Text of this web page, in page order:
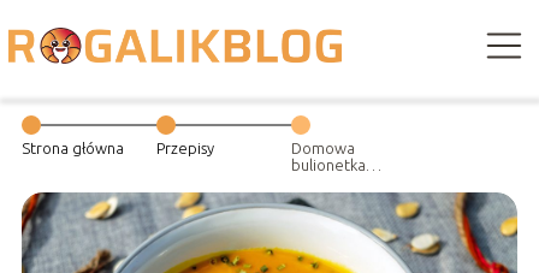
Strona główna Przepisy
Domowa
bulionetka